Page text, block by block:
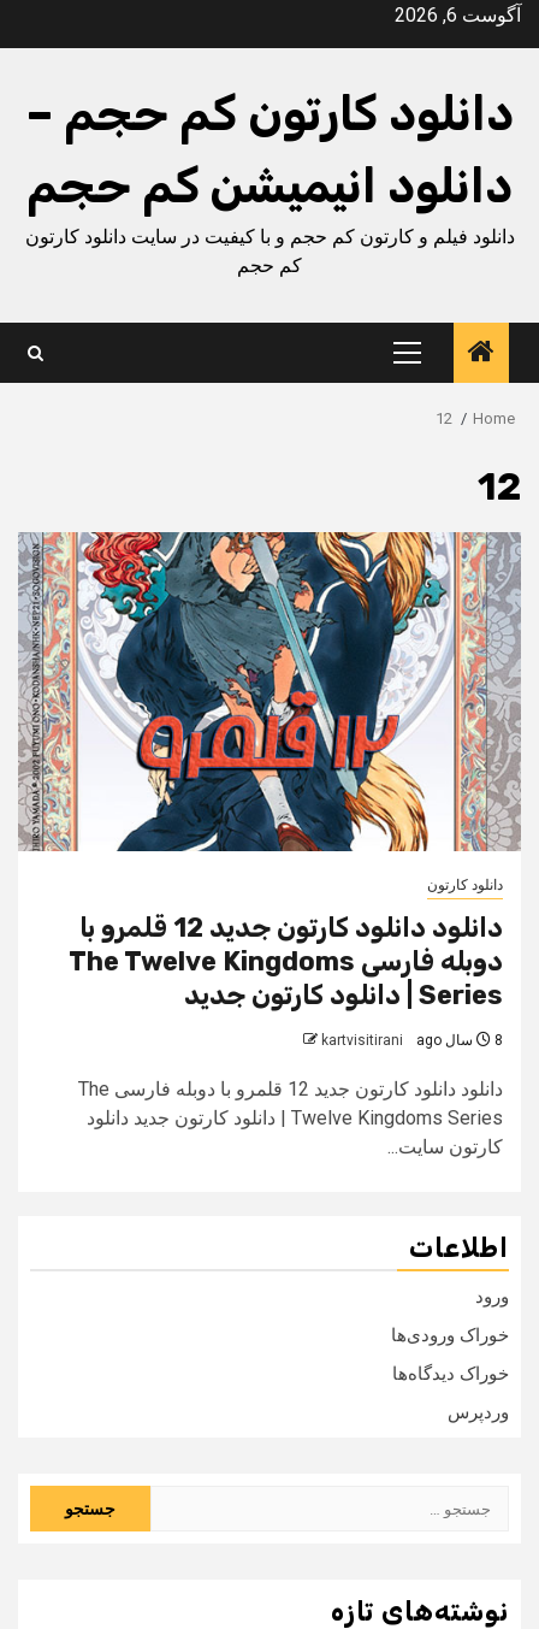
Skipآگوست 6, 2026
دانلود کارتون کم حجم –
دانلود انیمیشن کم حجم
دانلود فیلم و کارتون کم حجم و با کیفیت در سایت دانلود کارتون
کم حجم
Primary
Menu
Home
12
12
دانلود کارتون
دانلود دانلود کارتون جدید 12 قلمرو با
دوبله فارسی The Twelve Kingdoms
Series | دانلود کارتون جدید
8 سال ago kartvisitirani
دانلود دانلود کارتون جدید 12 قلمرو با دوبله فارسی The
Twelve Kingdoms Series | دانلود کارتون جدید دانلود
کارتون سایت...
اطلاعات
ورود
خوراک ورودی‌ها
خوراک دیدگاه‌ها
وردپرس
نوشته‌های تازه